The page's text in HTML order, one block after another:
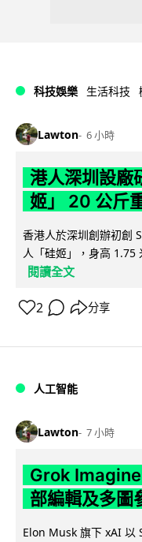
科技娛樂 生活科技
Lawton 6 小時
港人深圳設廠
姬」 20 公斤
香港人於深圳創辦初創
人「硅姬」，身高 1.75
閱讀全文
2 分享
人工智能
Lawton 7 小時
Grok
部編輯及多圖
Elon Musk 旗下 xAI 以